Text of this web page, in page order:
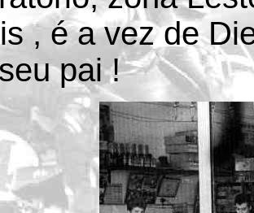
, é a vez de
pai !